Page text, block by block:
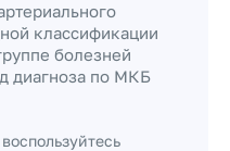
классификации
болезней
диагноза по МКБ